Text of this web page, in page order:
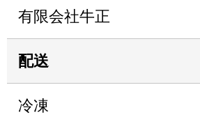
有限会社牛正
配送
冷凍